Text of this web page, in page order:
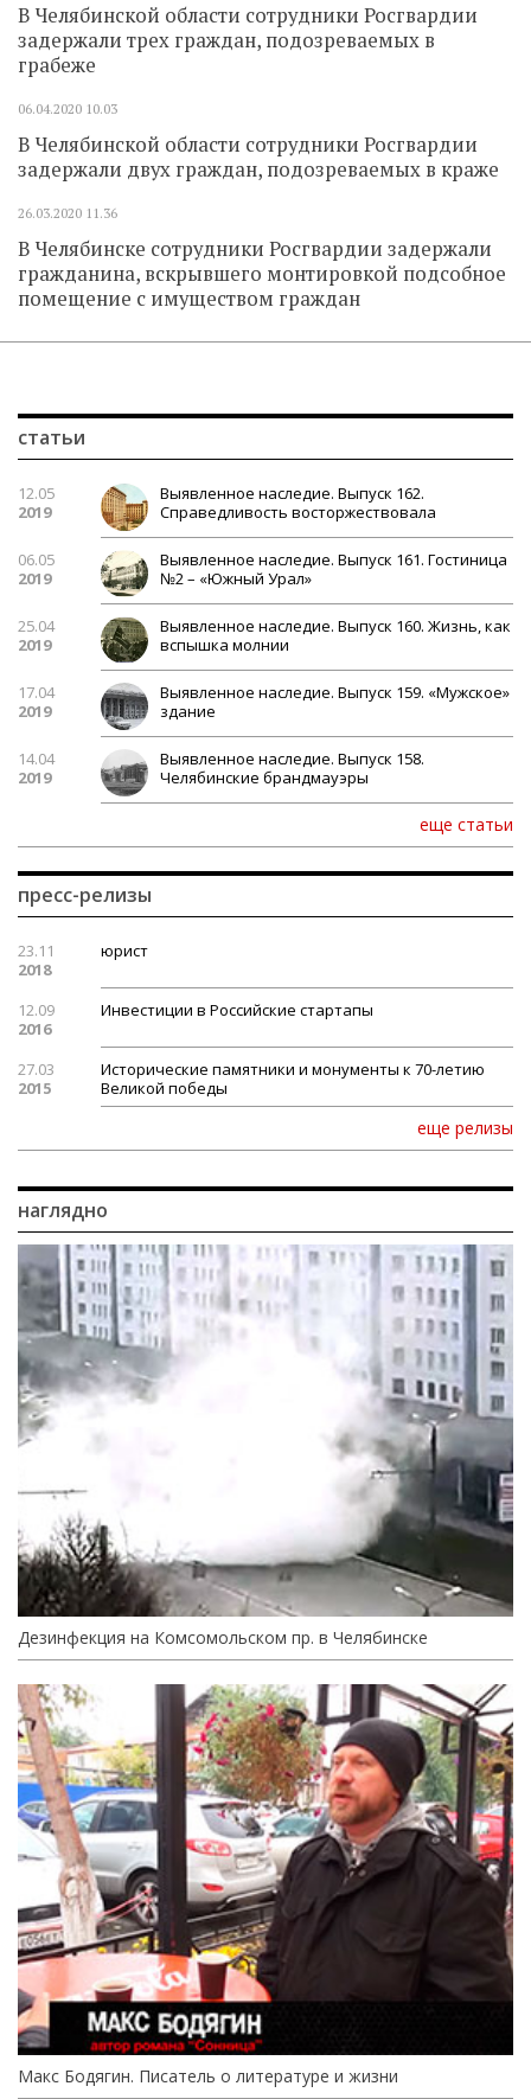
В Челябинской области сотрудники Росгвардии
задержали трех граждан, подозреваемых в
грабеже
06.04.2020 10.03
В Челябинской области сотрудники Росгвардии
задержали двух граждан, подозреваемых в краже
26.03.2020 11.36
В Челябинске сотрудники Росгвардии задержали
гражданина, вскрывшего монтировкой подсобное
помещение с имуществом граждан
статьи
12.05
2019
Выявленное наследие. Выпуск 162.
Справедливость восторжествовала
06.05
2019
Выявленное наследие. Выпуск 161. Гостиница
№2 – «Южный Урал»
25.04
2019
Выявленное наследие. Выпуск 160. Жизнь, как
вспышка молнии
17.04
2019
Выявленное наследие. Выпуск 159. «Мужское»
здание
14.04
2019
Выявленное наследие. Выпуск 158.
Челябинские брандмауэры
еще статьи
пресс-релизы
23.11
2018
юрист
12.09
2016
Инвестиции в Российские стартапы
27.03
2015
Исторические памятники и монументы к 70-летию
Великой победы
еще релизы
наглядно
Дезинфекция на Комсомольском пр. в Челябинске
Макс Бодягин. Писатель о литературе и жизни